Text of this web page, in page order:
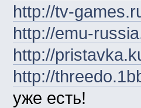
http://tv-
http://emu-
http://
http://
уже есть!